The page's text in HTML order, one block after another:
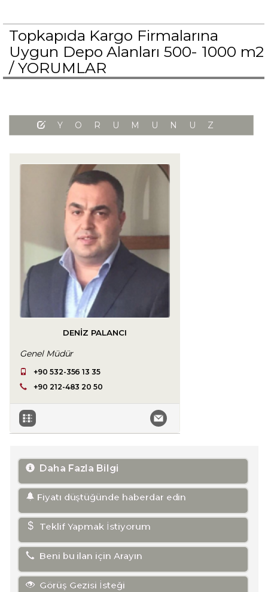
Topkapıda Kargo Firmalarına
Uygun Depo Alanları 500- 1000 m2
/ YORUMLAR
YORUMUNUZ
DENIZ PALANCI
Genel Müdür
+90 532-356 13 35
+90 212-483 20 50
Daha Fazla Bilgi
Fiyatı düştüğünde haberdar edin
Teklif Yapmak İstiyorum
Beni bu ilan için Arayın
Görüş Gezisi İsteği